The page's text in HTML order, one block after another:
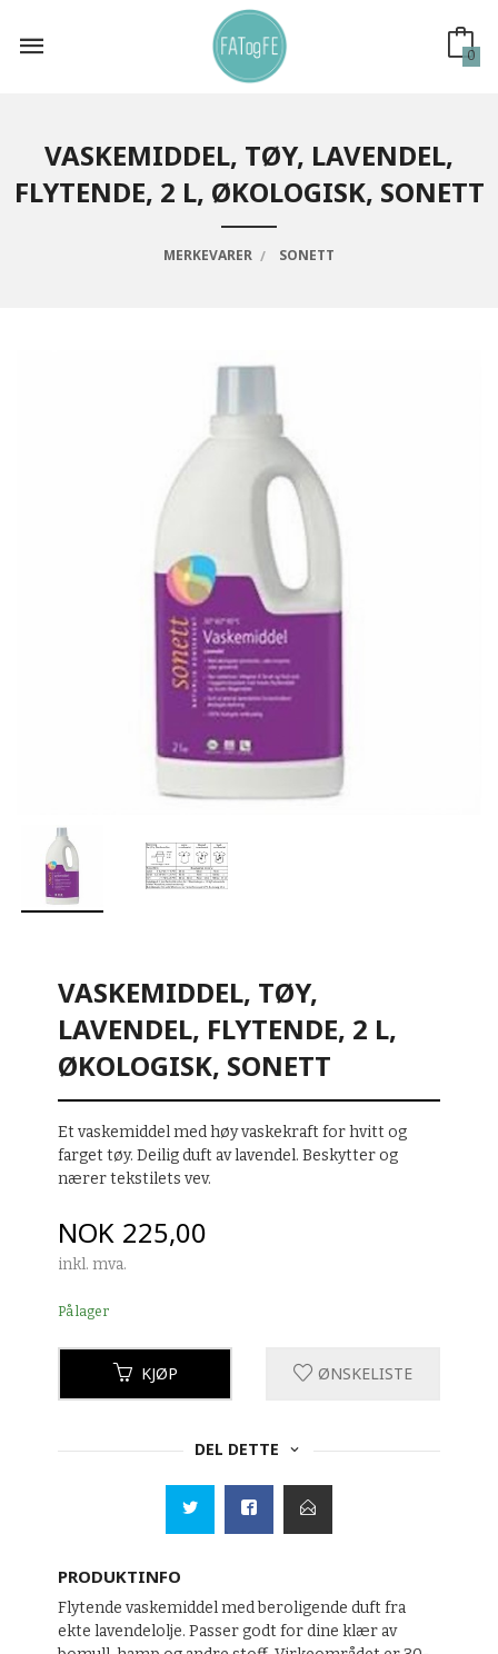
innholdet
0
VASKEMIDDEL, TØY, LAVENDEL,
FLYTENDE, 2 L, ØKOLOGISK, SONETT
MERKEVARER SONETT
VASKEMIDDEL, TØY,
LAVENDEL, FLYTENDE, 2 L,
ØKOLOGISK, SONETT
Et vaskemiddel med høy vaskekraft for hvitt og
farget tøy. Deilig duft av lavendel. Beskytter og
nærer tekstilets vev.
Pris
NOK 225,00
inkl. mva.
På lager
KJØP ØNSKELISTE
DEL DETTE
PRODUKTINFO
Flytende vaskemiddel med beroligende duft fra
ekte lavendelolje. Passer godt for dine klær av